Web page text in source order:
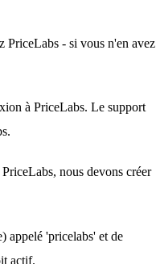
PriceLabs - si vous n'en avez
à PriceLabs. Le support
nous devons créer
appelé 'pricelabs' et de
actif.